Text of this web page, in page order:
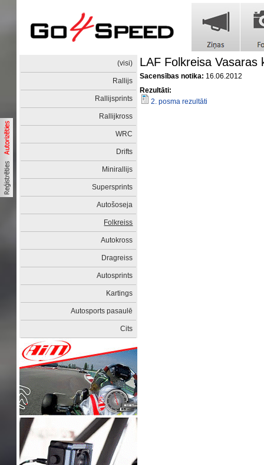
(visi)
Rallijs
Rallijsprints
Rallijkross
WRC
Drifts
Minirallijs
Supersprints
Autošoseja
Folkreiss
Autokross
Dragreiss
Autosprints
Kartings
Autosports pasaulē
Cits
LAF Folkreisa Vasaras
Sacensības notika: 16.06.2012
Rezultāti:
2. posma rezultāti